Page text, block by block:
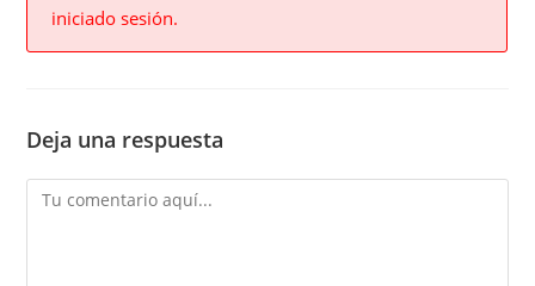
iniciado sesión.
Deja una respuesta
Comment